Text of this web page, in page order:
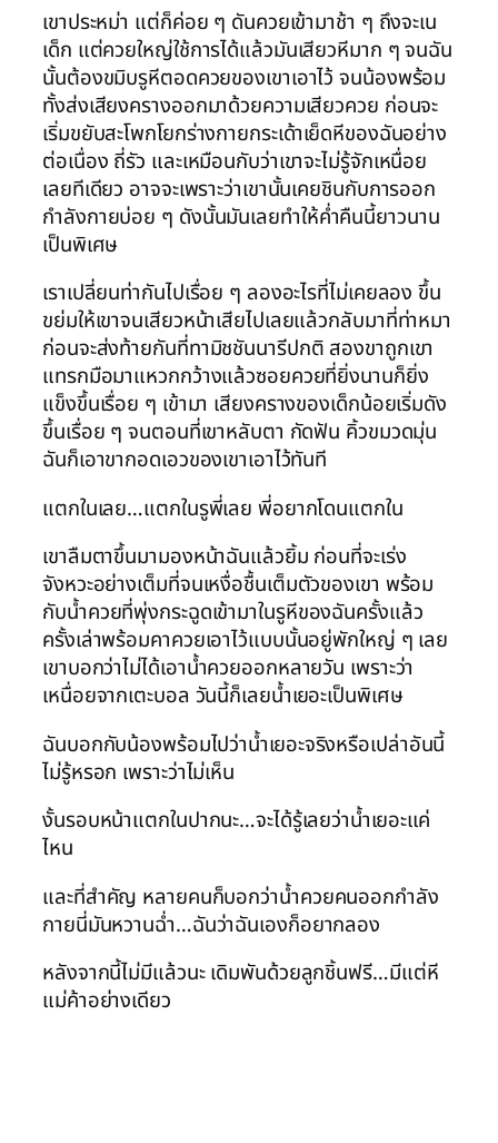
เขาประหม่า แต่ก็ค่อย ๆ ดันควยเข้ามาช้า ๆ ถึงจะเน
เด็ก แต่ควยใหญ่ใช้การได้แล้วมันเสียวหีมาก ๆ จนฉัน
นั้นต้องขมิบรูหีตอดควยของเขาเอาไว้ จนน้องพร้อม
ทั้งส่งเสียงครางออกมาด้วยความเสียวควย ก่อนจะ
เริ่มขยับสะโพกโยกร่างกายกระเด้าเย็ดหีของฉันอย่าง
ต่อเนื่อง ถี่รัว และเหมือนกับว่าเขาจะไม่รู้จักเหนื่อย
เลยทีเดียว อาจจะเพราะว่าเขานั้นเคยชินกับการออก
กำลังกายบ่อย ๆ ดังนั้นมันเลยทำให้ค่ำคืนนี้ยาวนาน
เป็นพิเศษ
เราเปลี่ยนท่ากันไปเรื่อย ๆ ลองอะไรที่ไม่เคยลอง ขึ้น
ขย่มให้เขาจนเสียวหน้าเสียไปเลยแล้วกลับมาที่ท่าหมา
ก่อนจะส่งท้ายกันที่ทามิชชันนารีปกติ สองขาถูกเขา
แทรกมือมาแหวกกว้างแล้วซอยควยที่ยิ่งนานก็ยิ่ง
แข็งขึ้นเรื่อย ๆ เข้ามา เสียงครางของเด็กน้อยเริ่มดัง
ขึ้นเรื่อย ๆ จนตอนที่เขาหลับตา กัดฟัน คิ้วขมวดมุ่น
ฉันก็เอาขากอดเอวของเขาเอาไว้ทันที
แตกในเลย…แตกในรูพี่เลย พี่อยากโดนแตกใน
เขาลืมตาขึ้นมามองหน้าฉันแล้วยิ้ม ก่อนที่จะเร่ง
จังหวะอย่างเต็มที่จนเหงื่อชื้นเต็มตัวของเขา พร้อม
กับน้ำควยที่พุ่งกระฉูดเข้ามาในรูหีของฉันครั้งแล้ว
ครั้งเล่าพร้อมคาควยเอาไว้แบบนั้นอยู่พักใหญ่ ๆ เลย
เขาบอกว่าไม่ได้เอาน้ำควยออกหลายวัน เพราะว่า
เหนื่อยจากเตะบอล วันนี้ก็เลยน้ำเยอะเป็นพิเศษ
ฉันบอกกับน้องพร้อมไปว่าน้ำเยอะจริงหรือเปล่าอันนี้
ไม่รู้หรอก เพราะว่าไม่เห็น
งั้นรอบหน้าแตกในปากนะ…จะได้รู้เลยว่าน้ำเยอะแค่
ไหน
และที่สำคัญ หลายคนก็บอกว่าน้ำควยคนออกกำลัง
กายนี่มันหวานฉ่ำ…ฉันว่าฉันเองก็อยากลอง
หลังจากนี้ไม่มีแล้วนะ เดิมพันด้วยลูกชิ้นฟรี…มีแต่หี
แม่ค้าอย่างเดียว